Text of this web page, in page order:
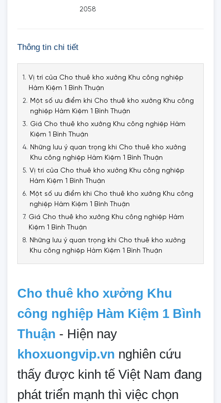
2058
Thông tin chi tiết
Vị trí của Cho thuê kho xưởng Khu công nghiệp
Hàm Kiệm 1 Bình Thuận
Một số ưu điểm khi Cho thuê kho xưởng Khu công
nghiệp Hàm Kiệm 1 Bình Thuận
Giá Cho thuê kho xưởng Khu công nghiệp Hàm
Kiệm 1 Bình Thuận
Những lưu ý quan trọng khi Cho thuê kho xưởng
Khu công nghiệp Hàm Kiệm 1 Bình Thuận
Vị trí của Cho thuê kho xưởng Khu công nghiệp
Hàm Kiệm 1 Bình Thuận
Một số ưu điểm khi Cho thuê kho xưởng Khu công
nghiệp Hàm Kiệm 1 Bình Thuận
Giá Cho thuê kho xưởng Khu công nghiệp Hàm
Kiệm 1 Bình Thuận
Những lưu ý quan trọng khi Cho thuê kho xưởng
Khu công nghiệp Hàm Kiệm 1 Bình Thuận
Cho thuê kho xưởng Khu
công nghiệp Hàm Kiệm 1 Bình
Thuận - Hiện nay
khoxuongvip.vn nghiên cứu
thấy được kinh tế Việt Nam đang
phát triển mạnh thì việc chọn